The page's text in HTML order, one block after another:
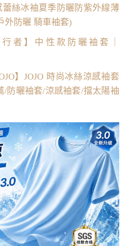
蕾絲冰袖夏季防曬防紫外線薄
外防曬 騎車袖套)
行者】中性款防曬袖套｜
】JOJO 時尚冰絲涼感袖套
/防曬袖套/涼感袖套/擋太陽袖